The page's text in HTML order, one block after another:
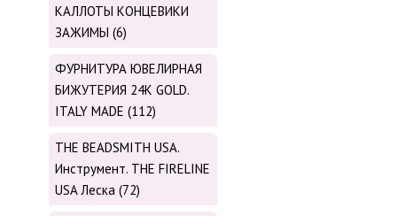
КАЛЛОТЫ КОНЦЕВИКИ
ЗАЖИМЫ (6)
ФУРНИТУРА ЮВЕЛИРНАЯ
БИЖУТЕРИЯ 24К GOLD.
ITALY MADE (112)
THE BEADSMITH USA.
Инструмент. THE FIRELINE
USA Леска (72)